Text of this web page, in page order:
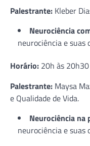
Palestrante: Kleber
Neurociência
neurociência e suas
Horário: 20h às 20h30
Palestrante: Maysa
e Qualidade de Vida.
Neurociência na
neurociência e suas